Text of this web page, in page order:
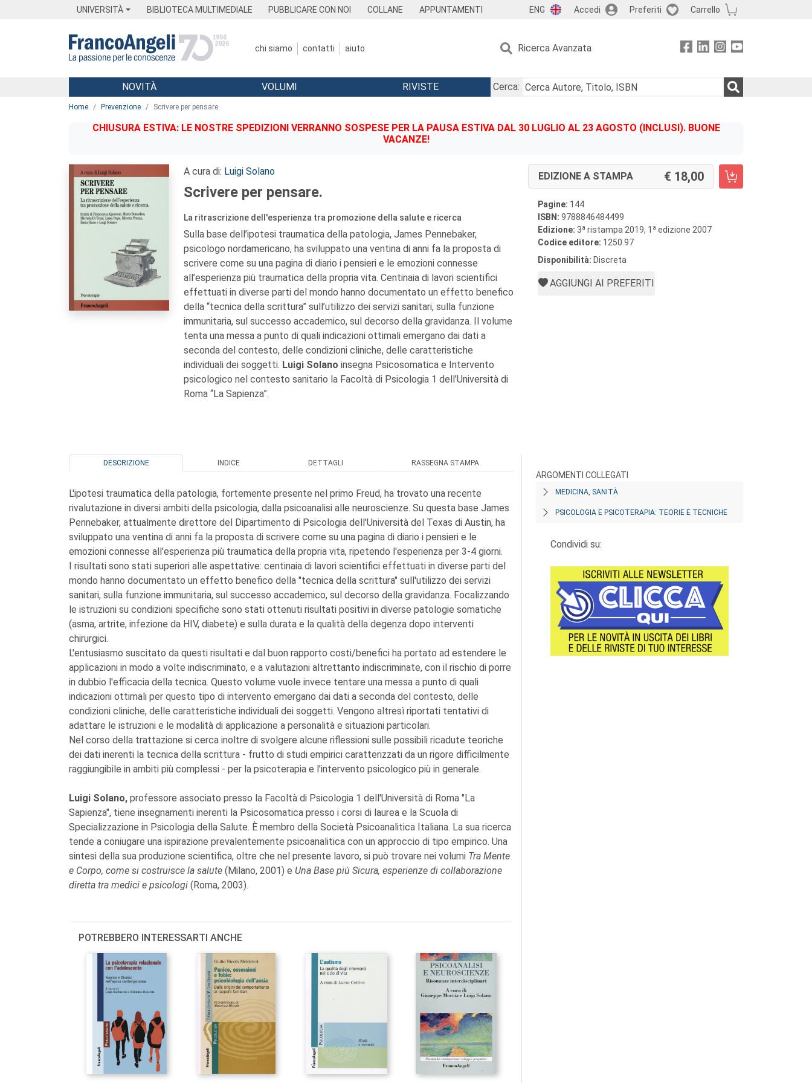
UNIVERSITÀ BIBLIOTECA MULTIMEDIALE PUBBLICARE CON NOI COLLANE APPUNTAMENTI ENG Accedi Preferiti Carrello
chi siamo contatti aiuto Ricerca Avanzata
Menu
NOVITÀ VOLUMI RIVISTE
Cerca:
Home Prevenzione Scrivere per pensare.
CHIUSURA ESTIVA: LE NOSTRE SPEDIZIONI VERRANNO SOSPESE PER LA PAUSA ESTIVA DAL 30 LUGLIO AL 23 AGOSTO (INCLUSI). BUONE
VACANZE!
A cura di: Luigi Solano
Scrivere per pensare.
La ritrascrizione dell'esperienza tra promozione della salute e ricerca
Sulla base dell’ipotesi traumatica della patologia, James Pennebaker,
psicologo nordamericano, ha sviluppato una ventina di anni fa la proposta di
scrivere come su una pagina di diario i pensieri e le emozioni connesse
all’esperienza più traumatica della propria vita. Centinaia di lavori scientifici
effettuati in diverse parti del mondo hanno documentato un effetto benefico
della “tecnica della scrittura” sull’utilizzo dei servizi sanitari, sulla funzione
immunitaria, sul successo accademico, sul decorso della gravidanza. Il volume
tenta una messa a punto di quali indicazioni ottimali emergano dai dati a
seconda del contesto, delle condizioni cliniche, delle caratteristiche
individuali dei soggetti. Luigi Solano insegna Psicosomatica e Intervento
psicologico nel contesto sanitario la Facoltà di Psicologia 1 dell’Università di
Roma “La Sapienza”.
EDIZIONE A STAMPA 18,00
Pagine: 144
ISBN: 9788846484499
Edizione: 3a ristampa 2019, 1 a edizione 2007
Codice editore: 1250.97
Disponibilità: Discreta
AGGIUNGI AI PREFERITI
DESCRIZIONE INDICE DETTAGLI RASSEGNA STAMPA
L'ipotesi traumatica della patologia, fortemente presente nel primo Freud, ha trovato una recente
rivalutazione in diversi ambiti della psicologia, dalla psicoanalisi alle neuroscienze. Su questa base James
Pennebaker, attualmente direttore del Dipartimento di Psicologia dell'Università del Texas di Austin, ha
sviluppato una ventina di anni fa la proposta di scrivere come su una pagina di diario i pensieri e le
emozioni connesse all'esperienza più traumatica della propria vita, ripetendo l'esperienza per 3-4 giorni.
I risultati sono stati superiori alle aspettative: centinaia di lavori scientifici effettuati in diverse parti del
mondo hanno documentato un effetto benefico della "tecnica della scrittura" sull'utilizzo dei servizi
sanitari, sulla funzione immunitaria, sul successo accademico, sul decorso della gravidanza. Focalizzando
le istruzioni su condizioni specifiche sono stati ottenuti risultati positivi in diverse patologie somatiche
(asma, artrite, infezione da HIV, diabete) e sulla durata e la qualità della degenza dopo interventi
chirurgici.
L'entusiasmo suscitato da questi risultati e dal buon rapporto costi/benefici ha portato ad estendere le
applicazioni in modo a volte indiscriminato, e a valutazioni altrettanto indiscriminate, con il rischio di porre
in dubbio l'efficacia della tecnica. Questo volume vuole invece tentare una messa a punto di quali
indicazioni ottimali per questo tipo di intervento emergano dai dati a seconda del contesto, delle
condizioni cliniche, delle caratteristiche individuali dei soggetti. Vengono altresì riportati tentativi di
adattare le istruzioni e le modalità di applicazione a personalità e situazioni particolari.
Nel corso della trattazione si cerca inoltre di svolgere alcune riflessioni sulle possibili ricadute teoriche
dei dati inerenti la tecnica della scrittura - frutto di studi empirici caratterizzati da un rigore difficilmente
raggiungibile in ambiti più complessi - per la psicoterapia e l'intervento psicologico più in generale.
Luigi Solano, professore associato presso la Facoltà di Psicologia 1 dell'Università di Roma "La
Sapienza", tiene insegnamenti inerenti la Psicosomatica presso i corsi di laurea e la Scuola di
Specializzazione in Psicologia della Salute. È membro della Società Psicoanalitica Italiana. La sua ricerca
tende a coniugare una ispirazione prevalentemente psicoanalitica con un approccio di tipo empirico. Una
sintesi della sua produzione scientifica, oltre che nel presente lavoro, si può trovare nei volumi Tra Mente
e Corpo, come si costruisce la salute (Milano, 2001) e Una Base più Sicura, esperienze di collaborazione
diretta tra medici e psicologi (Roma, 2003).
POTREBBERO INTERESSARTI ANCHE
ARGOMENTI COLLEGATI
MEDICINA, SANITÀ
PSICOLOGIA E PSICOTERAPIA: TEORIE E TECNICHE
Condividi su: